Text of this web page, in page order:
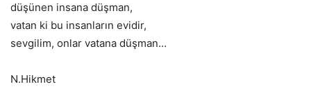
düşünen insana düşman,
vatan ki bu insanların evidir,
sevgilim, onlar vatana düşman…
N.Hikmet